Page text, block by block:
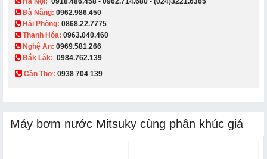
Đà Nẵng: 0962.986.450
Hải Phòng: 0868.22.7775
Thanh Hóa: 0963.040.460
Nghệ An: 0969.581.266
Đắk Lắk: 0984.762.139
Cần Thơ: 0938 704 139​
Máy bơm nước Mitsuky cùng phân khúc giá